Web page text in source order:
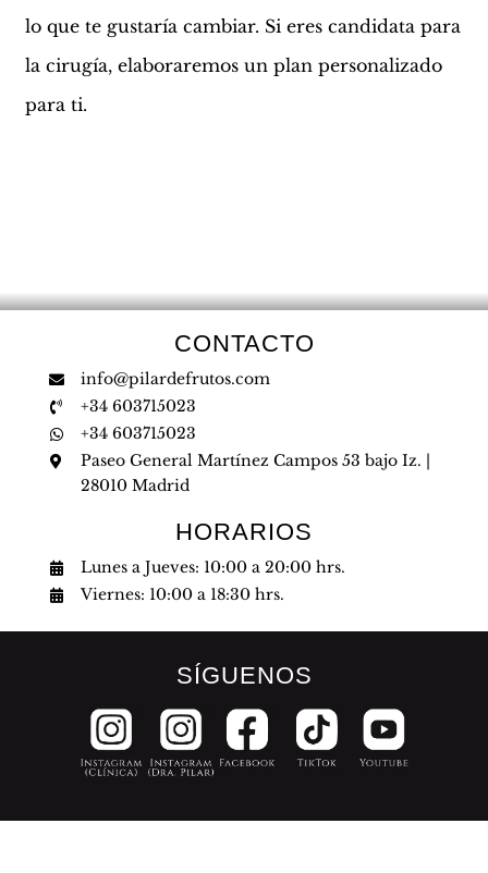
lo que te gustaría cambiar. Si eres candidata para
la cirugía, elaboraremos un plan personalizado
para ti.
CONTACTO
info@pilardefrutos.com
+34 603715023
+34 603715023
Paseo General Martínez Campos 53 bajo Iz. |
28010 Madrid
HORARIOS
Lunes a Jueves: 10:00 a 20:00 hrs.
Viernes: 10:00 a 18:30 hrs.
SÍGUENOS